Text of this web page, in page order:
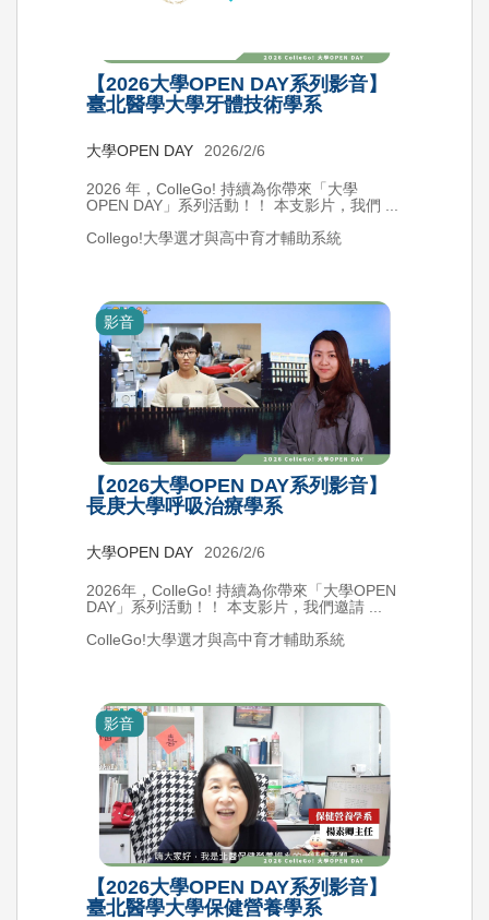
【2026大學OPEN DAY系列影音】
臺北醫學大學牙體技術學系
大學OPEN DAY 2026/2/6
2026 年，ColleGo! 持續為你帶來「大學
OPEN DAY」系列活動！！ 本支影片，我們 ...
Collego!大學選才與高中育才輔助系統
影音
【2026大學OPEN DAY系列影音】
長庚大學呼吸治療學系
大學OPEN DAY 2026/2/6
2026年，ColleGo! 持續為你帶來「大學OPEN
DAY」系列活動！！ 本支影片，我們邀請 ...
ColleGo!大學選才與高中育才輔助系統
影音
【2026大學OPEN DAY系列影音】
臺北醫學大學保健營養學系